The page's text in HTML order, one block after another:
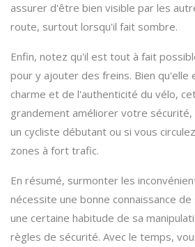
assurer d'être bien visible par les
route, surtout lorsqu'il fait sombre.
Enfin, notez qu'il est tout à fait
pour y ajouter des freins. Bien qu'elle
charme et de l'authenticité du vélo,
grandement améliorer votre
un cycliste débutant ou si vous
zones à fort trafic.
En résumé, surmonter les
nécessite une bonne connaissance
une certaine habitude de sa
règles de sécurité. Avec le temps,